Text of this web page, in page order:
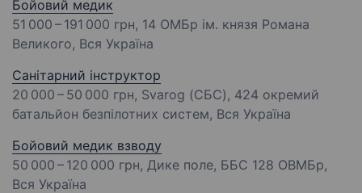
Бойовий медик
51 000 – 191 000 грн, 14 ОМБр ім. князя Романа
Великого, Вся Україна
Санітарний інструктор
20 000 – 50 000 грн, Svarog (СБС), 424 окремий
батальйон безпілотних систем, Вся Україна
Бойовий медик взводу
50 000 – 120 000 грн, Дике поле, ББС 128 ОВМБр,
Вся Україна